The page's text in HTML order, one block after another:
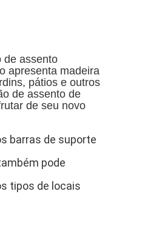
de assento
apresenta madeira
pátios e outros
de assento de
de seu novo
barras de suporte
pode
tipos de locais